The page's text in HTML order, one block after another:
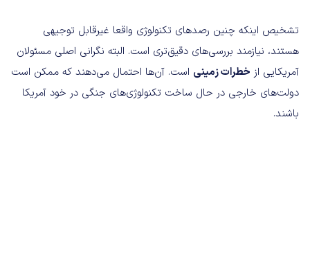
تشخیص اینکه چنین رصدهای تکنولوژی واقعا غیرقابل توجیهی
هستند، نیازمند بررسی‌های دقیق‌تری است. البته نگرانی اصلی مسئولان
آمریکایی از خطرات زمینی است. آن‌ها احتمال می‌دهند که ممکن است
دولت‌های خارجی در حال ساخت تکنولوژی‌های جنگی در خود آمریکا
باشند.